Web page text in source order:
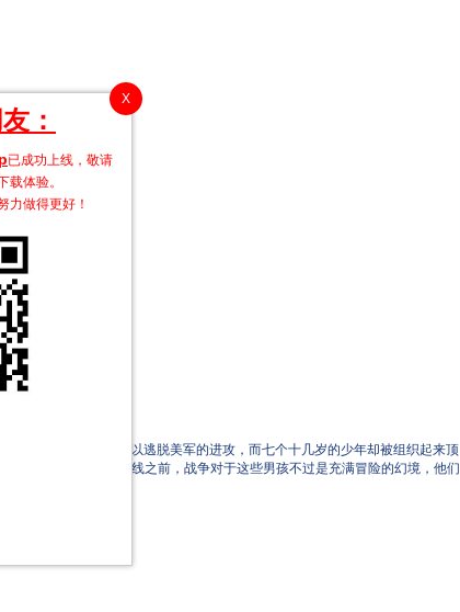
士兵忙不迭撤离，以逃脱美军的进攻，而七个十几岁的少年却被组织起来顶
。而其实，在上前线之前，战争对于这些男孩不过是充满冒险的幻境，他们
X
：
已成功上线，敬请
载体验。
力做得更好！